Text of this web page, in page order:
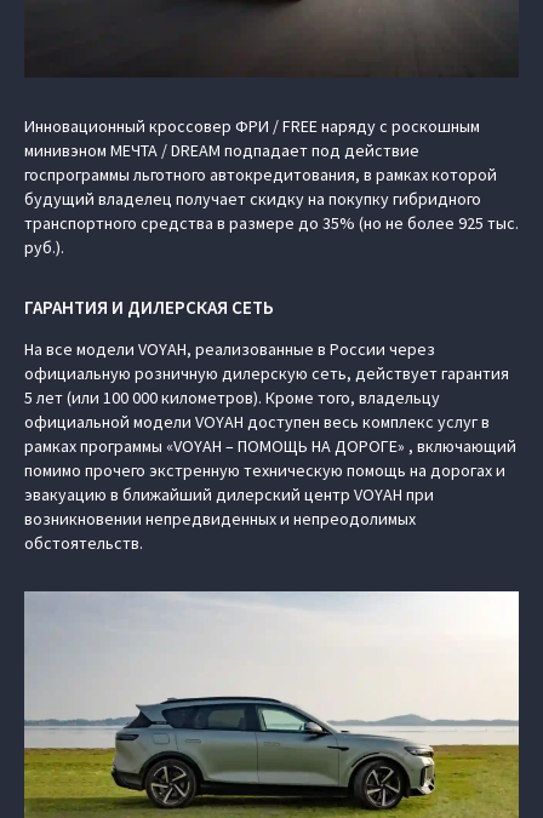
Инновационный кроссовер ФРИ / FREE наряду с роскошным
минивэном МЕЧТА / DREAM подпадает под действие
госпрограммы льготного автокредитования, в рамках которой
будущий владелец получает скидку на покупку гибридного
транспортного средства в размере до 35% (но не более 925 тыс.
руб.).
ГАРАНТИЯ И ДИЛЕРСКАЯ СЕТЬ
На все модели VOYAH, реализованные в России через
официальную розничную дилерскую сеть, действует гарантия
5 лет (или 100 000 километров). Кроме того, владельцу
официальной модели VOYAH доступен весь комплекс услуг в
рамках программы «VOYAH – ПОМОЩЬ НА ДОРОГЕ» , включающий
помимо прочего экстренную техническую помощь на дорогах и
эвакуацию в ближайший дилерский центр VOYAH при
возникновении непредвиденных и непреодолимых
обстоятельств.